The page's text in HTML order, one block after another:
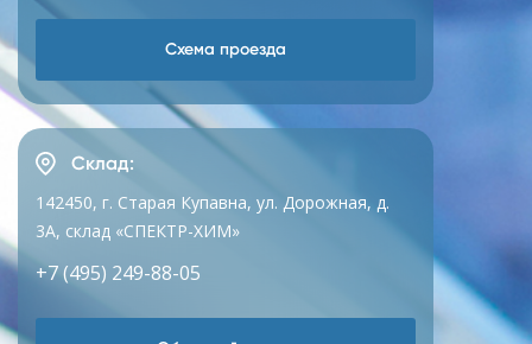
Схема проезда
Склад:
142450, г. Старая Купавна, ул. Дорожная, д.
3А, склад «СПЕКТР-ХИМ»
+7 (495) 249-88-05